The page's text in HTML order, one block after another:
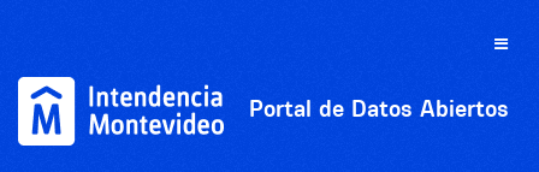
Toggle
Portal de Datos Abiertos